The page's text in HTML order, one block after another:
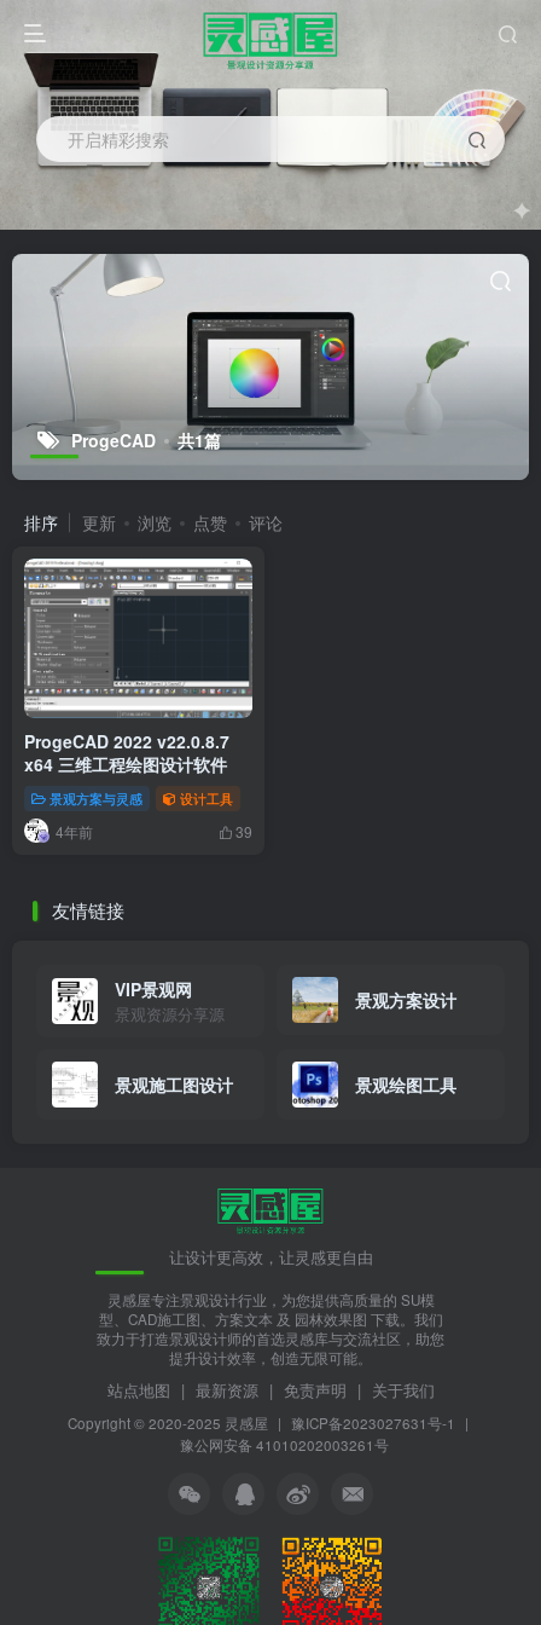
开启精彩搜索
ProgeCAD 共1篇
排序 更新 浏览 点赞 评论
ProgeCAD 2022 v22.0.8.7
x64 三维工程绘图设计软件
景观方案与灵感 设计工具
4年前 39
友情链接
VIP景观网
景观资源分享源
景观方案设计
景观施工图设计 景观绘图工具
让设计更高效，让灵感更自由
灵感屋专注景观设计行业，为您提供高质量的 SU模
型、CAD施工图、方案文本 及 园林效果图 下载。我们
致力于打造景观设计师的首选灵感库与交流社区，助您
提升设计效率，创造无限可能。
站点地图 | 最新资源 | 免责声明 | 关于我们
Copyright © 2020-2025 灵感屋 | 豫ICP备2023027631号-1
|
豫公网安备 41010202003261号